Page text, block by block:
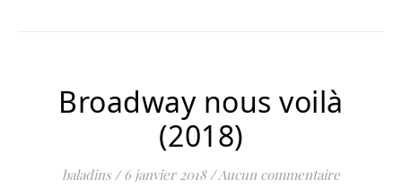
Broadway nous voilà
(2018)
baladins / 6 janvier 2018 / Aucun commentaire